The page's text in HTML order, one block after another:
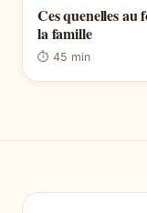
Ces quenelles
la famille
⏱ 45 min